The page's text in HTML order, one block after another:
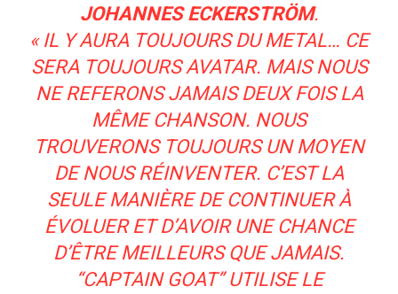
JOHANNES ECKERSTRÖM.
« IL Y AURA TOUJOURS DU METAL… CE
SERA TOUJOURS AVATAR. MAIS NOUS
NE REFERONS JAMAIS DEUX FOIS LA
MÊME CHANSON. NOUS
TROUVERONS TOUJOURS UN MOYEN
DE NOUS RÉINVENTER. C’EST LA
SEULE MANIÈRE DE CONTINUER À
ÉVOLUER ET D’AVOIR UNE CHANCE
D’ÊTRE MEILLEURS QUE JAMAIS.
“CAPTAIN GOAT” UTILISE LE